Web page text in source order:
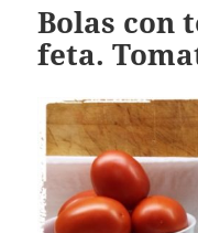
Bolas con
feta.